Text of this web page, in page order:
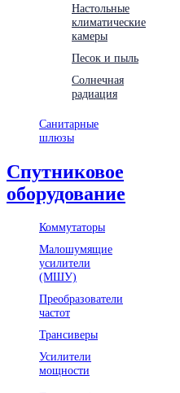
Настольные
климатические
камеры
Песок и пыль
Солнечная
радиация
Санитарные
шлюзы
Спутниковое
оборудование
Коммутаторы
Малошумящие
усилители
(МШУ)
Преобразователи
частот
Трансиверы
Усилители
мощности